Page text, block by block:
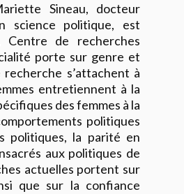
Sineau, docteur
science politique, est
Centre de recherches
porte sur genre et
s’attachent à
entretiennent à la
des femmes à la
politiques
politiques, la parité en
aux politiques de
actuelles portent sur
que sur la confiance